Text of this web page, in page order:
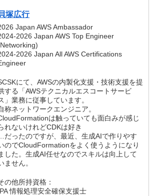
塚広行
Japan AWS Ambassador
2026 Japan AWS Top Engineer
2026 Japan All AWS Certifications
にて、AWSの内製化支援・技術支援を提
する「AWSテクニカルエスコートサービ
」業務に従事しています。
称ネットワークエンジニア。
は触っていても面白みが感じ
れないけれどCDKは好き
だったのですが、最近、生成AIで作りやす
のでCloudFormationをよく使うようになり
した。生成AI任せなのでスキルは向上して
ません。
の他所持資格：
情報処理安全確保支援士